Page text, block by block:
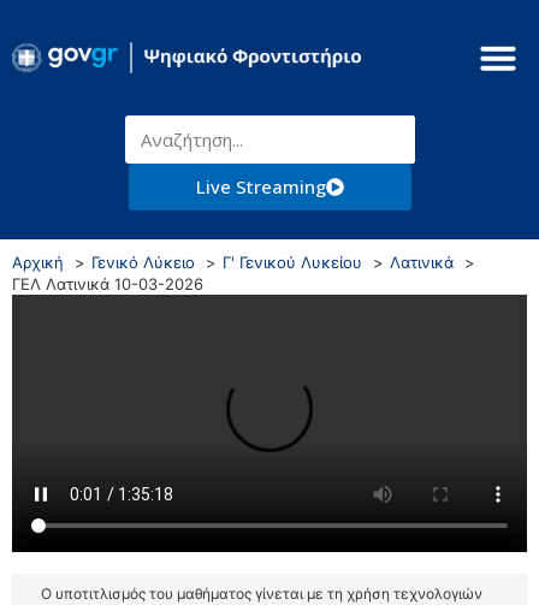
Live Streaming
Αρχική Γενικό Λύκειο Γ' Γενικού Λυκείου
Λατινικά
ΓΕΛ Λατινικά 10-03-2026
Ο υποτιτλισμός του μαθήματος γίνεται με τη χρήση τεχνολογιών